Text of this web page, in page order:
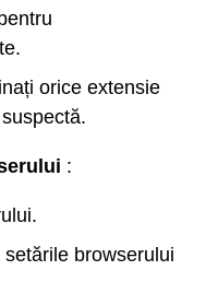
orice extensie
:
browserului